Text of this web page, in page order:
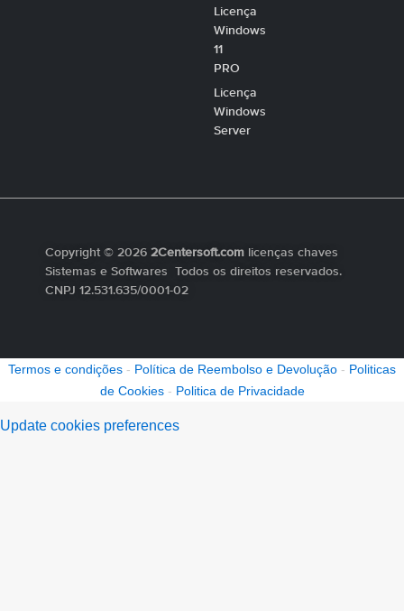
Licença
Windows
11
PRO
Licença
Windows
Server
Copyright © 2026 2Centersoft.com licenças chaves
Sistemas e Softwares Todos os direitos reservados.
CNPJ 12.531.635/0001-02
Termos e condições - Política de Reembolso e Devolução - Politicas
de Cookies- Politica de Privacidade
Update cookies preferences